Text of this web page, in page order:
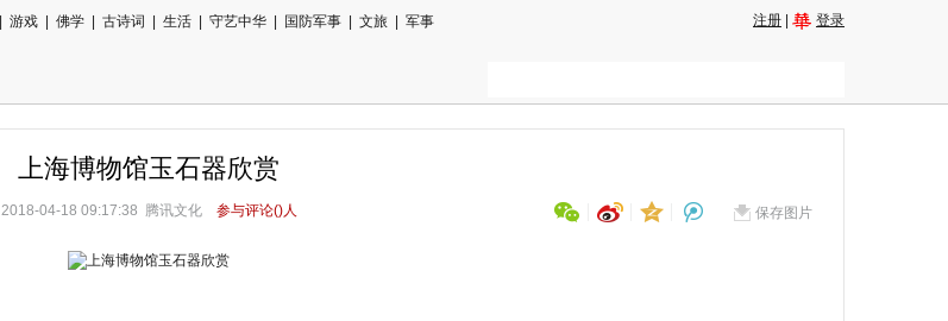
游戏 佛学 古诗词 生活 守艺中华 国防军事 文旅
军事
注册 登录
上海博物馆玉石器欣赏
保存图片
2018-04-18 09:17:38 腾讯文化 参与评论()人